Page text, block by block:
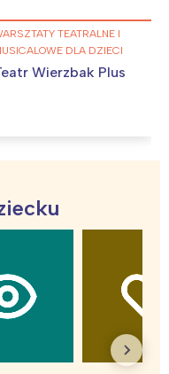
TEATRALNE I
DLA DZIECI
Wierzbak Plus